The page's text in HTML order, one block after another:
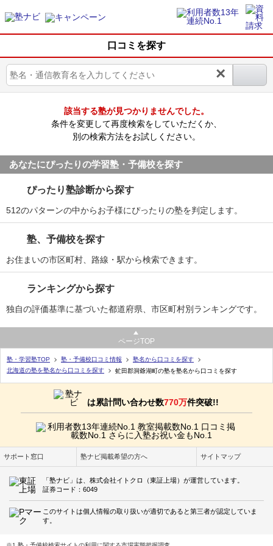
口コミを探す
×
該当する塾が見つかりませんでした。
条件を変更して再度検索をしていただくか、
別の検索方法をお試しください。
あなたにぴったりの学習塾・予備校を探す
ぴったり塾診断から探す
512のパターンの中からお子様にぴったりの塾を判定します。
塾、予備校を探す
お住まいの市区町村、路線・駅から検索できます。
ランキングから探す
独自の評価基準に基づいた都道府県、市区町村別ランキングです。
ページTOP
塾・学習塾TOP 塾・予備校口コミ情報
塾名から口コミを探す
北海道の塾を塾名から口コミを探す
虻田郡洞爺湖町の塾を塾名から口コミを探す
は累計問い合わせ数770万件突破!!
サポート窓口 塾ナビ掲載希望の方へ サイトマップ
「塾ナビ」は、株式会社イトクロ（東証上場）が運営しています。
証券コード：6049
このサイトは個人情報の取り扱いが適切であると第三者が認定していま
す。